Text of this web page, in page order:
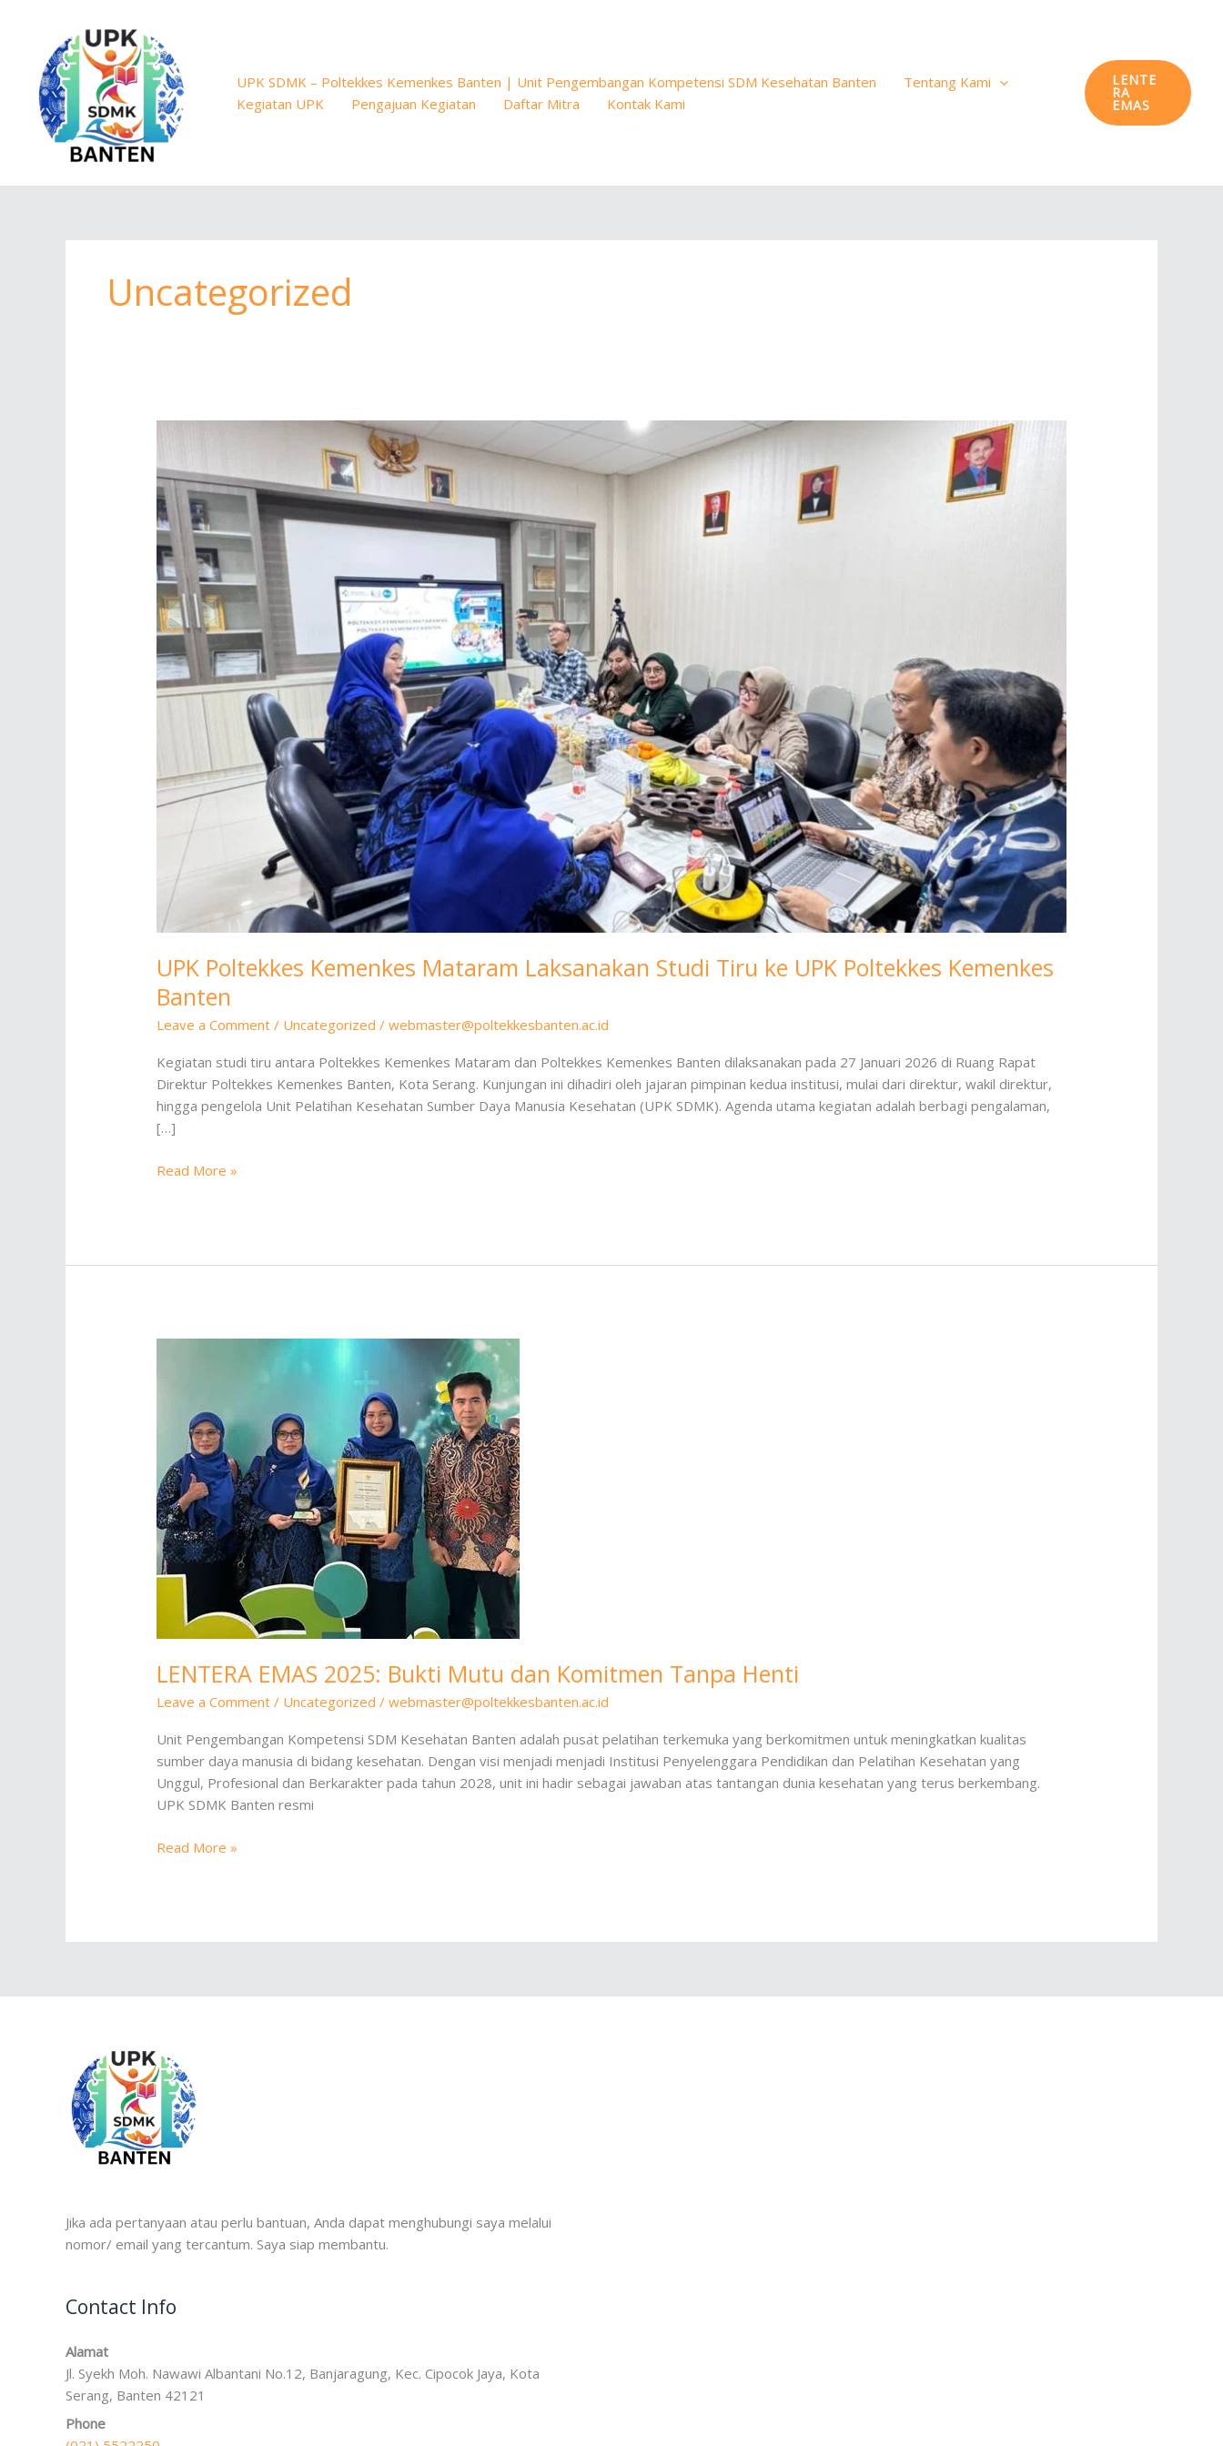
UPK SDMK – Poltekkes Kemenkes Banten | Unit Pengembangan Kompetensi SDM Kesehatan Banten
Tentang Kami
Kegiatan UPK
Pengajuan Kegiatan Daftar Mitra Kontak Kami
LENTE
RA
EMAS
Uncategorized
UPK Poltekkes Kemenkes Mataram Laksanakan Studi Tiru ke UPK Poltekkes Kemenkes
Banten
Leave a Comment / Uncategorized /webmaster@poltekkesbanten.ac.id
Kegiatan studi tiru antara Poltekkes Kemenkes Mataram dan Poltekkes Kemenkes Banten dilaksanakan pada 27 Januari 2026 di Ruang Rapat
Direktur Poltekkes Kemenkes Banten, Kota Serang. Kunjungan ini dihadiri oleh jajaran pimpinan kedua institusi, mulai dari direktur, wakil direktur,
hingga pengelola Unit Pelatihan Kesehatan Sumber Daya Manusia Kesehatan (UPK SDMK). Agenda utama kegiatan adalah berbagi pengalaman,
[…]
UPK
UPK
Banten
Read More »
LENTERA EMAS 2025: Bukti Mutu dan Komitmen Tanpa Henti
Leave a Comment / Uncategorized /webmaster@poltekkesbanten.ac.id
Unit Pengembangan Kompetensi SDM Kesehatan Banten adalah pusat pelatihan terkemuka yang berkomitmen untuk meningkatkan kualitas
sumber daya manusia di bidang kesehatan. Dengan visi menjadi menjadi Institusi Penyelenggara Pendidikan dan Pelatihan Kesehatan yang
Unggul, Profesional dan Berkarakter pada tahun 2028, unit ini hadir sebagai jawaban atas tantangan dunia kesehatan yang terus berkembang​.
UPK SDMK Banten resmi
LENTERA
Tanpa
Read More »
Jika ada pertanyaan atau perlu bantuan, Anda dapat menghubungi saya melalui
nomor/ email yang tercantum. Saya siap membantu.
Contact Info
Alamat
Jl. Syekh Moh. Nawawi Albantani No.12, Banjaragung, Kec. Cipocok Jaya, Kota
Serang, Banten 42121
Phone